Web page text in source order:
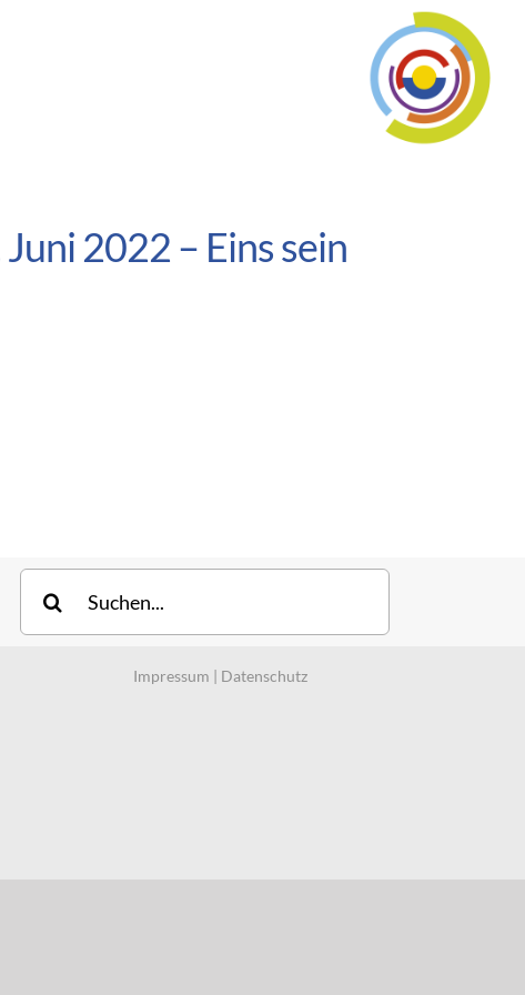
2022 – Eins sein
Suche
nach:
Impressum | Datenschutz